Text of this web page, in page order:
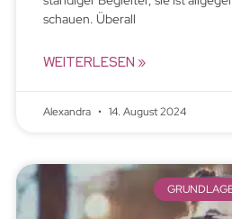
schauen. Überall
WEITERLESEN »
Alexandra 14. August 2024